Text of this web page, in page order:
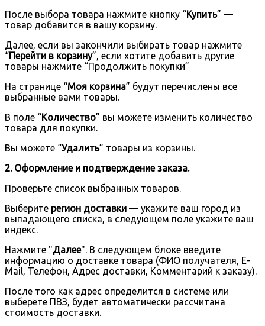
После выбора товара нажмите кнопку “Купить” —
товар добавится в вашу корзину.
Далее, если вы закончили выбирать товар нажмите
“Перейти в корзину”, если хотите добавить другие
товары нажмите “Продолжить покупки”
На странице “Моя корзина” будут перечислены все
выбранные вами товары.
В поле “Количество” вы можете изменить количество
товара для покупки.
Вы можете “Удалить” товары из корзины.
2. Оформление и подтверждение заказа.
Проверьте список выбранных товаров.
Выберите регион доставки — укажите ваш город из
выпадающего списка, в следующем поле укажите ваш
индекс.
Нажмите "Далее". В следующем блоке введите
информацию о доставке товара (ФИО получателя, E-
Mail, Телефон, Адрес доставки, Комментарий к заказу).
После того как адрес определится в системе или
выберете ПВЗ, будет автоматически рассчитана
стоимость доставки.